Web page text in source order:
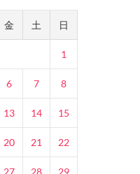
金 土 日
1
6 7 8
13 14 15
20 21 22
27 28 29